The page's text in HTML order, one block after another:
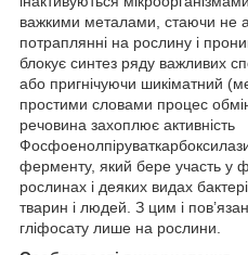
важкими металами, стаючи не
потраплянні на рослину і
блокує синтез ряду важливих
або пригнічуючи шикіматний
простими словами процес
речовина захоплює активність
ферменту, який бере участь у
рослинах і деяких видах
тварин і людей. З цим і
гліфосату лише на рослини.